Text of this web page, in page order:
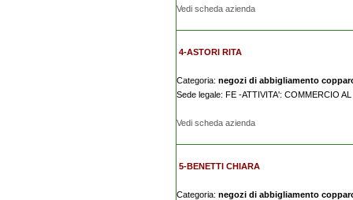
Vedi scheda azienda
4-ASTORI RITA
Categoria: negozi di abbigliamento
Sede legale: FE -ATTIVITA': COMMERCIO
Vedi scheda azienda
5-BENETTI CHIARA
Categoria: negozi di abbigliamento